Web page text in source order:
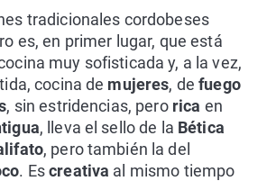
tradicionales cordobeses
es, en primer lugar, que está
muy sofisticada y, a la vez,
cocina de mujeres, defuego
, sin estridencias, pero rica en
, lleva el sello de la Bética
, pero también la del
. Escreativa al mismo tiempo